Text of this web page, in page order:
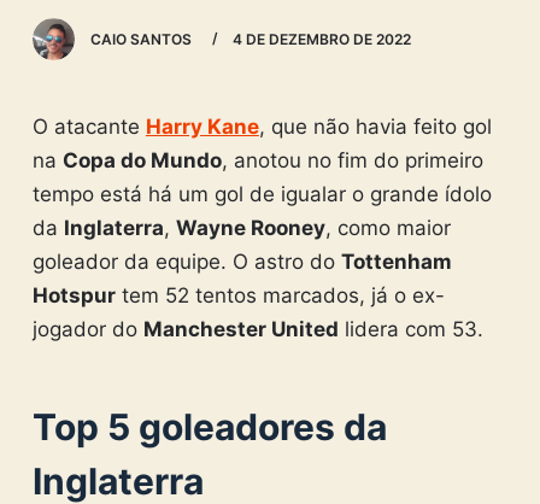
CAIO SANTOS 4 DE DEZEMBRO DE 2022
O atacante Harry Kane, que não havia feito gol
na Copa do Mundo, anotou no fim do primeiro
tempo está há um gol de igualar o grande ídolo
da Inglaterra, Wayne Rooney, como maior
goleador da equipe. O astro do Tottenham
Hotspurtem 52 tentos marcados, já o ex-
jogador do Manchester United lidera com 53.
Top 5 goleadores da
Inglaterra